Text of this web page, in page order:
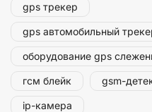
gps трекер
gps автомобильный
оборудование gps
гсм блейк gsm-
ip-камера